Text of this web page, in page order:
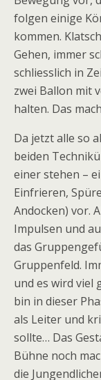
folgen einige
kommen.
Gehen, immer
schliesslich in
zwei Ballon mit
halten. Das
Da jetzt alle so
beiden
einer stehen –
Einfrieren,
Andocken) vor.
Impulsen und
das
Gruppenfeld.
und es wird viel
bin in dieser
als Leiter und
sollte… Das
Bühne noch
die